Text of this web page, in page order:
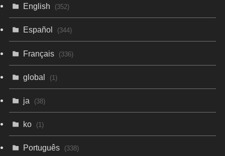
English (352)
Español (344)
Français (336)
global (1)
ja (38)
ko (1)
Português (338)